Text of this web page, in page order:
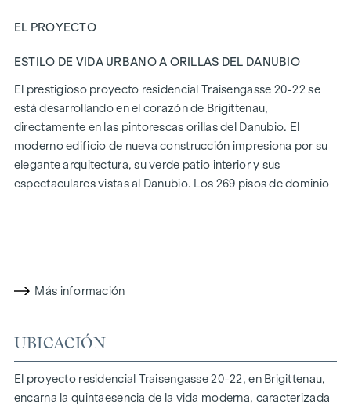
EL PROYECTO
ESTILO DE VIDA URBANO A ORILLAS DEL DANUBIO
El prestigioso proyecto residencial Traisengasse 20-22 se
está desarrollando en el corazón de Brigittenau,
directamente en las pintorescas orillas del Danubio. El
moderno edificio de nueva construcción impresiona por su
elegante arquitectura, su verde patio interior y sus
espectaculares vistas al Danubio. Los 269 pisos de dominio
barrios más animados de Viena.
CONFORT DE VIDA CON CARÁCTER
En Traisengasse 20-22, la estética y la funcionalidad se
combinan en cada unidad residencial. Con planos
inteligentes que van desde acogedores pisos de un
Más información
UBICACIÓN
El proyecto residencial Traisengasse 20-22, en Brigittenau,
encarna la quintaesencia de la vida moderna, caracterizada